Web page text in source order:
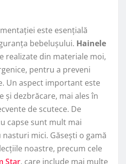
este esențială
bebelușului. Hainele
realizate din materiale moi,
pentru a preveni
Un aspect important este
și dezbrăcare, mai ales în
de scutece. De
capse sunt mult mai
mici. Găsești o gamă
noastre, precum cele
Star, care include mai multe